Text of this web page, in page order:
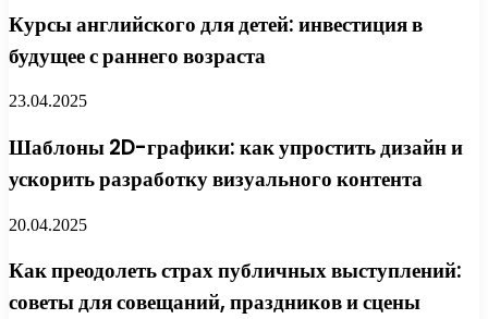
Курсы английского для детей: инвестиция в
будущее с раннего возраста
23.04.2025
Шаблоны 2D-графики: как упростить дизайн и
ускорить разработку визуального контента
20.04.2025
Как преодолеть страх публичных выступлений:
советы для совещаний, праздников и сцены